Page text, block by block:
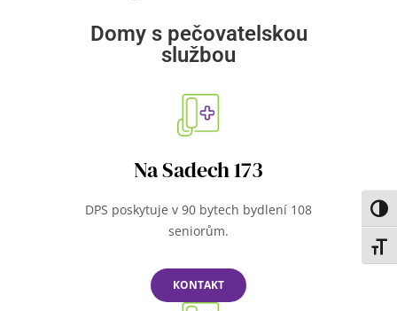
Domy s pečovatelskou
službou
Na Sadech 173
DPS poskytuje v 90 bytech bydlení 108
seniorům.
KONTAKT